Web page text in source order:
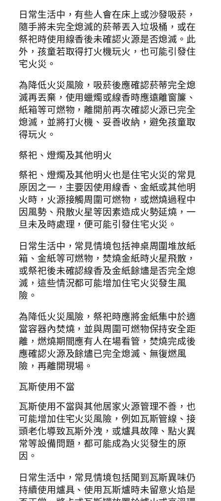
日常生活中，有些人會在床上或沙發吸菸，
隨手將未完全熄滅的菸蒂丟入垃圾桶，或在
祭祀時使用線香後未確認火源是否熄滅。此
外，孩童若取得打火機玩火，也可能引發住
宅火災。
為降低火災風險，吸菸後應確認菸蒂完全熄
滅再丟棄，使用蠟燭或線香時應遠離窗簾、
紙箱等可燃物，離開前再次確認火源已完全
熄滅，並將打火機、妥善收納，避免孩童取
得玩火。
祭祀、燈燭及其他明火
祭祀、燈燭及其他明火也是住宅火災的常見
原因之一，主要因使用線香、金紙或其他明
火時，火源接觸周圍可燃物，或燃燒過程中
因風勢、飛散火星等因素造成火勢延燒，一
旦未及時處理，便可能引發住宅火災。
日常生活中，常見情境包括神桌周圍堆放紙
箱、金紙等可燃物，焚燒金紙時火星飛散，
或祭祀後未確認線香及金紙餘燼是否完全熄
滅，這些情況都可能增加住宅火災發生風
險。
為降低火災風險，祭祀時應將金紙集中於適
當容器內焚燒，並與周圍可燃物保持安全距
離，燃燒期間應有人在場看管，焚燒完成後
應確認火源及餘燼已完全熄滅、無復燃風
險，再離開現場。
瓦斯使用不當
瓦斯使用不當與其他居家火源管理不善，也
可能增加住宅火災風險，例如瓦斯管線、接
頭老化導致瓦斯外洩，或爐具故障、點火異
常等設備問題，都可能成為火災發生的原
因。
日常生活中，常見情境包括聞到瓦斯異味仍
持續使用爐具、使用瓦斯爐時未留意火焰是